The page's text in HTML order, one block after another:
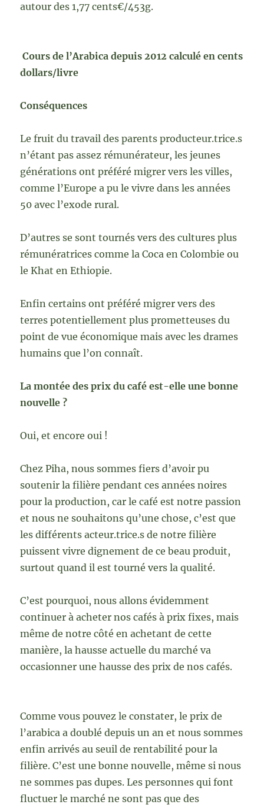
autour des 1,77 cents€/453g.
Cours de l’Arabica depuis 2012 calculé en cents
dollars/livre
Conséquences
Le fruit du travail des parents producteur.trice.s
n’étant pas assez rémunérateur, les jeunes
générations ont préféré migrer vers les villes,
comme l’Europe a pu le vivre dans les années
50 avec l’exode rural.
D’autres se sont tournés vers des cultures plus
rémunératrices comme la Coca en Colombie ou
le Khat en Ethiopie.
Enfin certains ont préféré migrer vers des
terres potentiellement plus prometteuses du
point de vue économique mais avec les drames
humains que l’on connaît.
La montée des prix du café est-elle une bonne
nouvelle ?
Oui, et encore oui !
Chez Piha, nous sommes fiers d’avoir pu
soutenir la filière pendant ces années noires
pour la production, car le café est notre passion
et nous ne souhaitons qu’une chose, c’est que
les différents acteur.trice.s de notre filière
puissent vivre dignement de ce beau produit,
surtout quand il est tourné vers la qualité.
C’est pourquoi, nous allons évidemment
continuer à acheter nos cafés à prix fixes, mais
même de notre côté en achetant de cette
manière, la hausse actuelle du marché va
occasionner une hausse des prix de nos cafés.
Comme vous pouvez le constater, le prix de
l’arabica a doublé depuis un an et nous sommes
enfin arrivés au seuil de rentabilité pour la
filière. C’est une bonne nouvelle, même si nous
ne sommes pas dupes. Les personnes qui font
fluctuer le marché ne sont pas que des